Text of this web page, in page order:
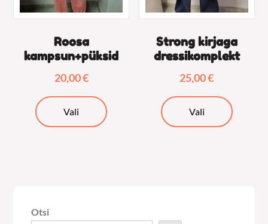
Roosa
kampsun+püksid
20,00€
Vali
tootel
Strong kirjaga
dressikomplekt
25,00€
Vali
tootel
Otsi